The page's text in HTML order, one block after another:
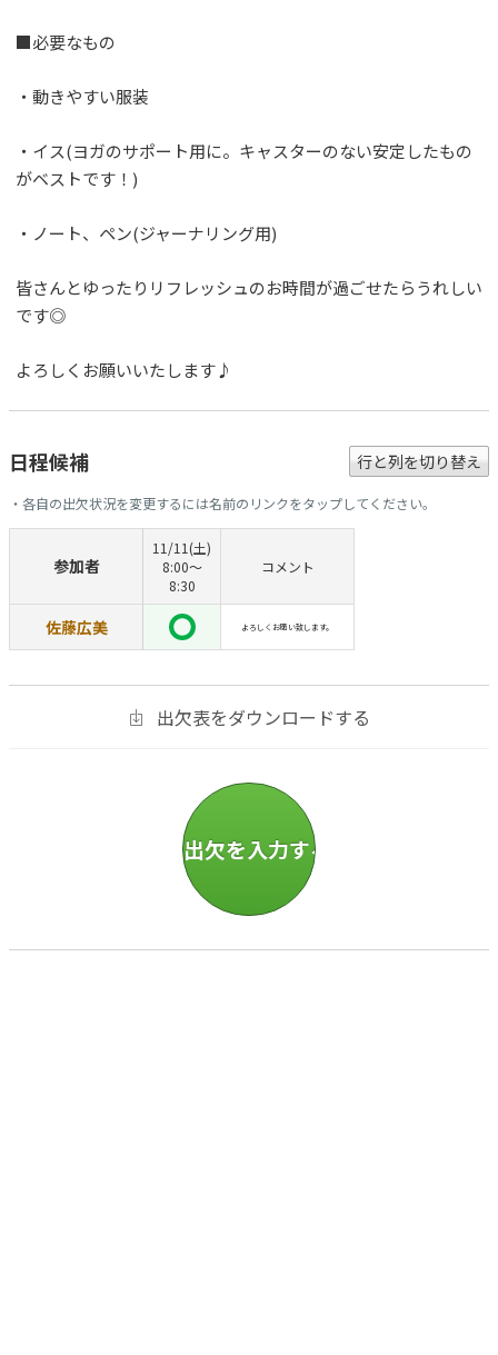
■必要なもの
・動きやすい服装
・イス(ヨガのサポート用に。キャスターのない安定したもの
がベストです！)
・ノート、ペン(ジャーナリング用)
皆さんとゆったりリフレッシュのお時間が過ごせたらうれしい
です◎
よろしくお願いいたします♪
日程候補 行と列を切り替え
・各自の出欠状況を変更するには名前のリンクをタップしてください。
参加者
11/11(土)
8:00〜
8:30
コメント
佐藤広美 よろしくお願い致します。
出欠表をダウンロードする